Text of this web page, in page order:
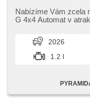
limitu (SLIF), Uhr
jízdním pruhu,
Adaptive
Leuchten, LED
dálkových světel,
Bordcomputer,
startování,
Nabízíme Vám zcela
G 4x4 Automat v
2026
1.2 l